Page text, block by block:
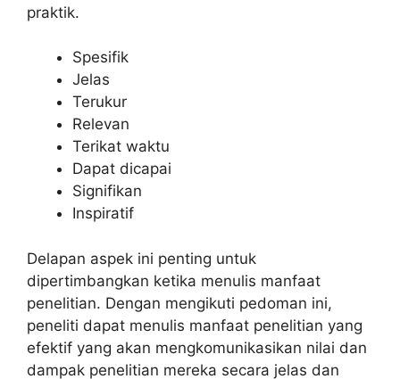
praktik.
Spesifik
Jelas
Terukur
Relevan
Terikat waktu
Dapat dicapai
Signifikan
Inspiratif
Delapan aspek ini penting untuk
dipertimbangkan ketika menulis manfaat
penelitian. Dengan mengikuti pedoman ini,
peneliti dapat menulis manfaat penelitian yang
efektif yang akan mengkomunikasikan nilai dan
dampak penelitian mereka secara jelas dan